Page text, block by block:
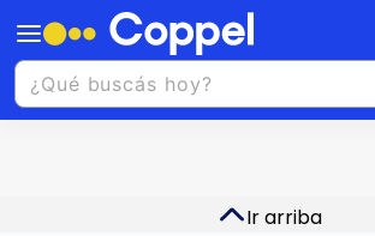
Ir arriba